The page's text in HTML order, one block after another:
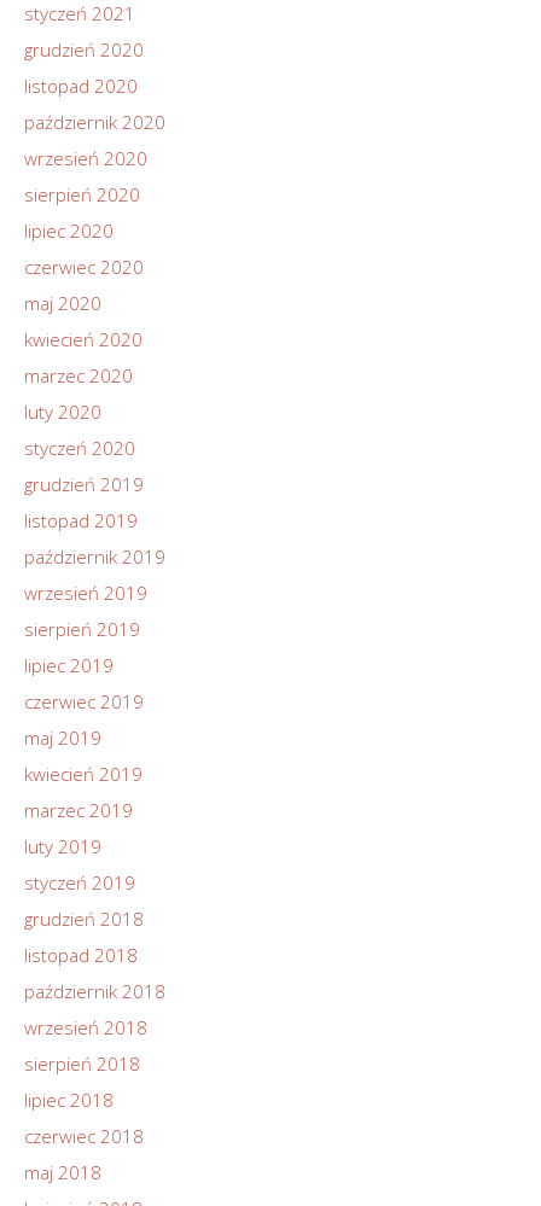
styczeń 2021
grudzień 2020
listopad 2020
październik 2020
wrzesień 2020
sierpień 2020
lipiec 2020
czerwiec 2020
maj 2020
kwiecień 2020
marzec 2020
luty 2020
styczeń 2020
grudzień 2019
listopad 2019
październik 2019
wrzesień 2019
sierpień 2019
lipiec 2019
czerwiec 2019
maj 2019
kwiecień 2019
marzec 2019
luty 2019
styczeń 2019
grudzień 2018
listopad 2018
październik 2018
wrzesień 2018
sierpień 2018
lipiec 2018
czerwiec 2018
maj 2018